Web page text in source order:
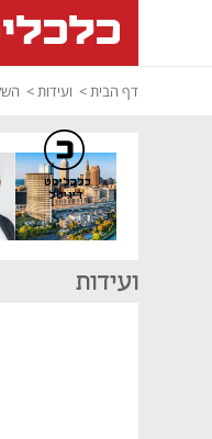
דף הבית ועידות
ועידות
כלכליסט
דיגיטל